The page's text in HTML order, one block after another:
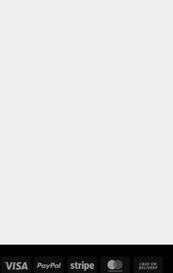
Visa PayPal Stripe MasterCard